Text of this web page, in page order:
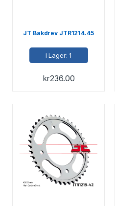
JT Bakdrev JTR1214.45
I Lager: 1
kr236.00